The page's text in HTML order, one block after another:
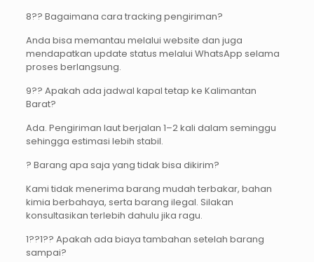
8?? Bagaimana cara tracking pengiriman?
Anda bisa memantau melalui website dan juga
mendapatkan update status melalui WhatsApp selama
proses berlangsung.
9?? Apakah ada jadwal kapal tetap ke Kalimantan
Barat?
Ada. Pengiriman laut berjalan 1–2 kali dalam seminggu
sehingga estimasi lebih stabil.
? Barang apa saja yang tidak bisa dikirim?
Kami tidak menerima barang mudah terbakar, bahan
kimia berbahaya, serta barang ilegal. Silakan
konsultasikan terlebih dahulu jika ragu.
1??1?? Apakah ada biaya tambahan setelah barang
sampai?